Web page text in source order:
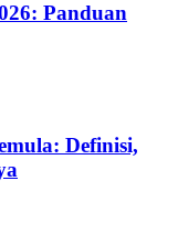
Panduan
Definisi,